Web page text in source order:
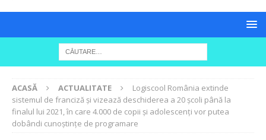
ACASĂ ACTUALITATE
Logiscool România extinde
sistemul de franciză și vizează deschiderea a 20 școli până la
finalul lui 2021, în care 4.000 de copii și adolescenți vor putea
dobândi cunoștințe de programare